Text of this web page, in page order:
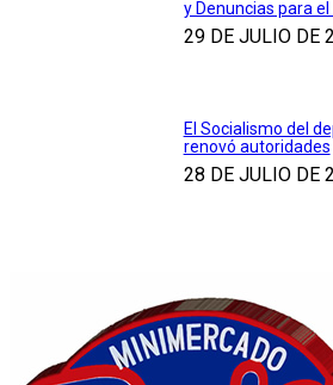
y Denuncias para
29 DE JULIO DE
El Socialismo del
renovó autoridades
28 DE JULIO DE